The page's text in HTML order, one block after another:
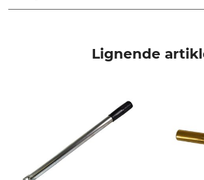
Made in Switzerland
Lignende